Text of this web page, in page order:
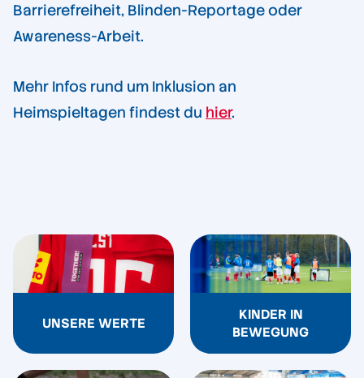
Barrierefreiheit, Blinden-Reportage oder
Awareness-Arbeit.
Mehr Infos rund um Inklusion an
Heimspieltagen findest du hier.
UNSERE WERTE
KINDER IN
BEWEGUNG